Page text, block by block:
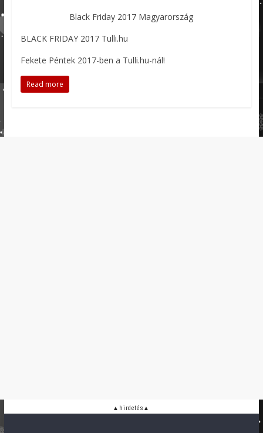
Black Friday 2017 Magyarország
BLACK FRIDAY 2017 Tulli.hu
Fekete Péntek 2017-ben a Tulli.hu-nál!
Read more